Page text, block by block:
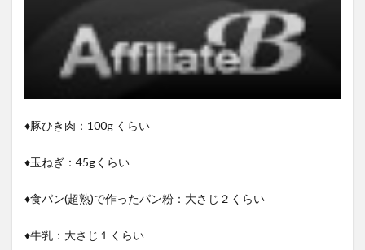
♦︎豚ひき肉：100g くらい
♦︎玉ねぎ：45gくらい
♦︎食パン(超熟)で作ったパン粉：大さじ２くらい
♦︎牛乳：大さじ１くらい